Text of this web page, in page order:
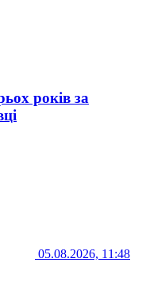
років за
05.08.2026, 11:48